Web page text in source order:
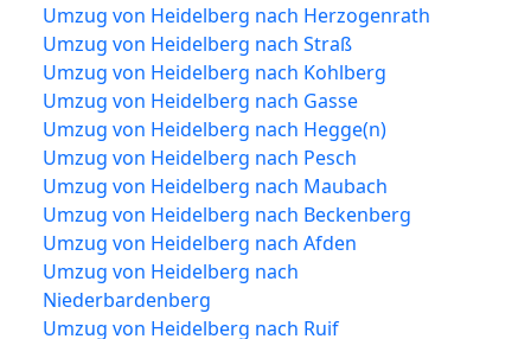
Umzug von Heidelberg nach Herzogenrath
Umzug von Heidelberg nach Straß
Umzug von Heidelberg nach Kohlberg
Umzug von Heidelberg nach Gasse
Umzug von Heidelberg nach Hegge(n)
Umzug von Heidelberg nach Pesch
Umzug von Heidelberg nach Maubach
Umzug von Heidelberg nach Beckenberg
Umzug von Heidelberg nach Afden
Umzug von Heidelberg nach
Niederbardenberg
Umzug von Heidelberg nach Ruif